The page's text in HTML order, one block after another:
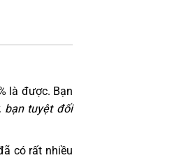
là được. Bạn
bạn tuyệt đối
có rất nhiều